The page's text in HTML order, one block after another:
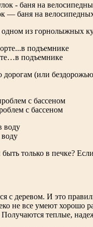
— баня на
из горнолыжных
подъемнике
дорогам (или
с бассеном
только в печке?
с деревом. И это
не все умеют хорошо
теплые,